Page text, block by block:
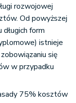
rozwojowej
Od powyższej
form
istnieje
się
w przypadku
75% kosztów